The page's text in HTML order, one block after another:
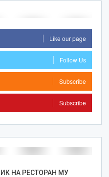
Like our page
Follow Us
Subscribe
Subscribe
НА РЕСТОРАН МУ